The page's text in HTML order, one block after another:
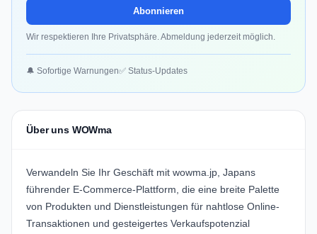
Abonnieren
Wir respektieren Ihre Privatsphäre. Abmeldung jederzeit möglich.
🔔 Sofortige Warnungen✅ Status-Updates
Über uns WOWma
Verwandeln Sie Ihr Geschäft mit wowma.jp, Japans
führender E-Commerce-Plattform, die eine breite Palette
von Produkten und Dienstleistungen für nahtlose Online-
Transaktionen und gesteigertes Verkaufspotenzial